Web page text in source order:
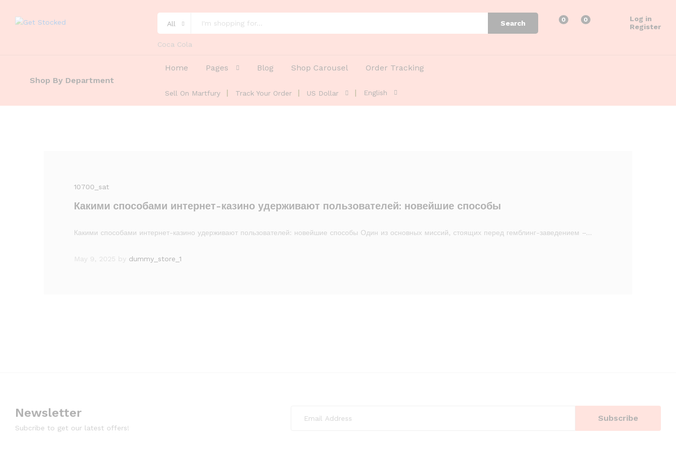
All Search
Coca Cola
0 0
Log in
Register
Shop By Department
Home Pages Blog Shop Carousel Order Tracking
Sell On Martfury Track Your Order US Dollar English
10700_sat
Какими способами интернет-казино удерживают пользователей: новейшие способы
Какими способами интернет-казино удерживают пользователей: новейшие способы Один из основных миссий, стоящих перед гемблинг-заведением –…
May 9, 2025 by dummy_store_1
Newsletter
Subcribe to get our latest offers!